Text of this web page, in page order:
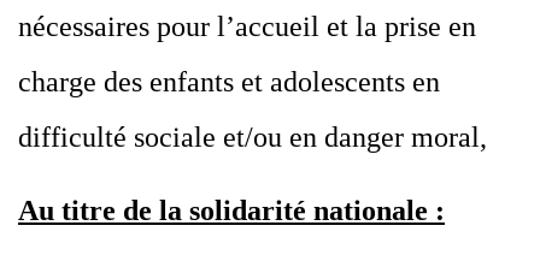
nécessaires pour l’accueil et la prise en
charge des enfants et adolescents en
difficulté sociale et/ou en danger moral,
Au titre de la solidarité nationale :